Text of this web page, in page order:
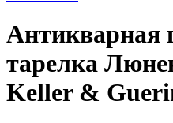
Антикварная
тарелка
Keller &